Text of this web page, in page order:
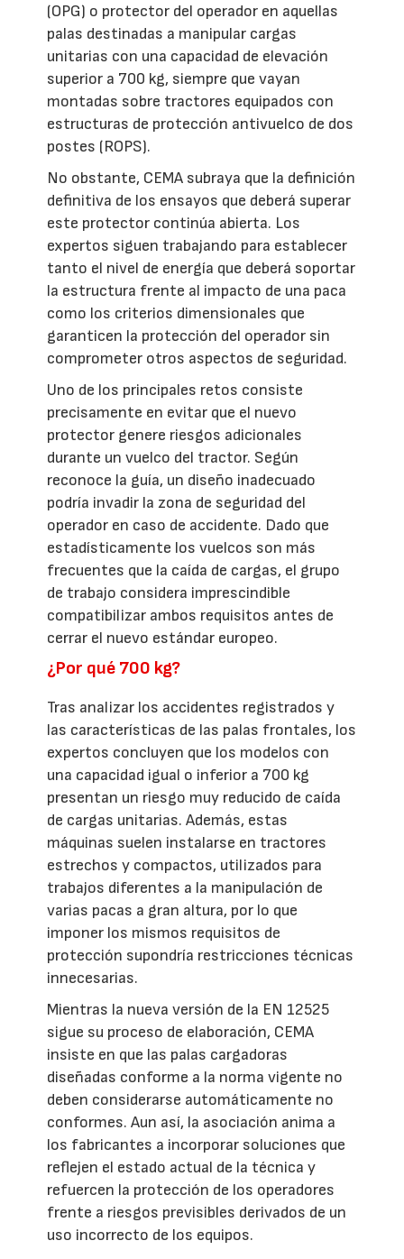
(OPG) o protector del operador en aquellas
palas destinadas a manipular cargas
unitarias con una capacidad de elevación
superior a 700 kg, siempre que vayan
montadas sobre tractores equipados con
estructuras de protección antivuelco de dos
postes (ROPS).
No obstante, CEMA subraya que la definición
definitiva de los ensayos que deberá superar
este protector continúa abierta. Los
expertos siguen trabajando para establecer
tanto el nivel de energía que deberá soportar
la estructura frente al impacto de una paca
como los criterios dimensionales que
garanticen la protección del operador sin
comprometer otros aspectos de seguridad.
Uno de los principales retos consiste
precisamente en evitar que el nuevo
protector genere riesgos adicionales
durante un vuelco del tractor. Según
reconoce la guía, un diseño inadecuado
podría invadir la zona de seguridad del
operador en caso de accidente. Dado que
estadísticamente los vuelcos son más
frecuentes que la caída de cargas, el grupo
de trabajo considera imprescindible
compatibilizar ambos requisitos antes de
cerrar el nuevo estándar europeo.
¿Por qué 700 kg?
Tras analizar los accidentes registrados y
las características de las palas frontales, los
expertos concluyen que los modelos con
una capacidad igual o inferior a 700 kg
presentan un riesgo muy reducido de caída
de cargas unitarias. Además, estas
máquinas suelen instalarse en tractores
estrechos y compactos, utilizados para
trabajos diferentes a la manipulación de
varias pacas a gran altura, por lo que
imponer los mismos requisitos de
protección supondría restricciones técnicas
innecesarias.
Mientras la nueva versión de la EN 12525
sigue su proceso de elaboración, CEMA
insiste en que las palas cargadoras
diseñadas conforme a la norma vigente no
deben considerarse automáticamente no
conformes. Aun así, la asociación anima a
los fabricantes a incorporar soluciones que
reflejen el estado actual de la técnica y
refuercen la protección de los operadores
frente a riesgos previsibles derivados de un
uso incorrecto de los equipos.